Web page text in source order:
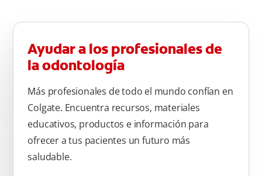
Ayudar a los profesionales de
la odontología
Más profesionales de todo el mundo confían en
Colgate. Encuentra recursos, materiales
educativos, productos e información para
ofrecer a tus pacientes un futuro más
saludable.